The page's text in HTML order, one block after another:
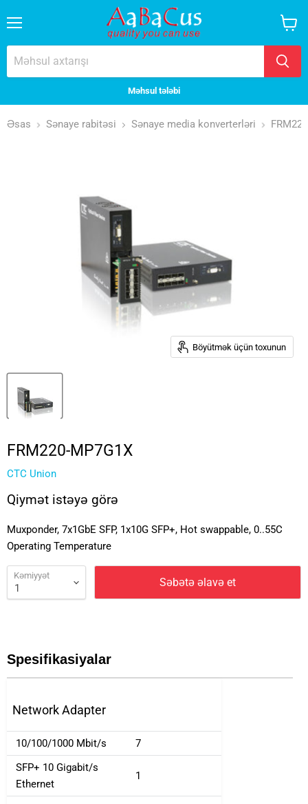
Məhsul tələbi
baxın
Əsas Sənaye rabitəsi Sənaye media konverterləri
Böyütmək üçün toxunun
FRM220-MP7G1X
CTC Union
Qiymət istəyə görə
Muxponder, 7x1GbE SFP, 1x10G SFP+, Hot swappable, 0..55C
Operating Temperature
Kəmiyyət Səbətə əlavə et
Spesifikasiyalar
Network Adapter
10/100/1000 Mbit/s
7
SFP+ 10 Gigabit/s
Ethernet
1